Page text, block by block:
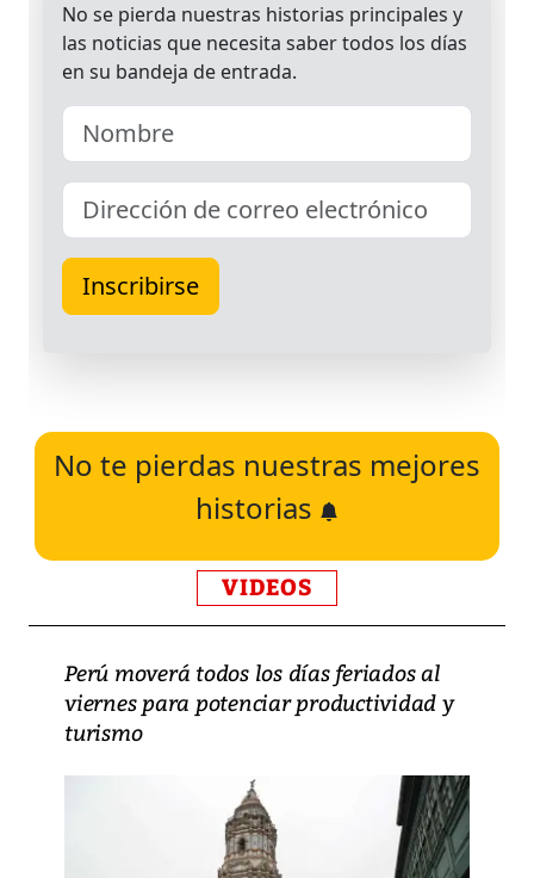
No te pierdas nuestras mejores
historias
VIDEOS
Perú moverá todos los días feriados al
viernes para potenciar productividad y
turismo